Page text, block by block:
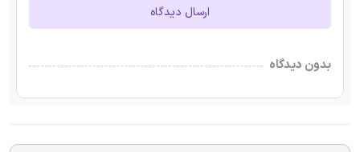
ارسال دیدگاه
بدون دیدگاه